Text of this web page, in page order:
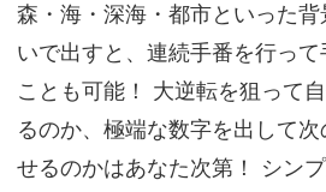
森・海・深海・都市といった
いで出すと、連続手番を行っ
ことも可能！ 大逆転を狙って
るのか、極端な数字を出して
せるのかはあなた次第！ シン